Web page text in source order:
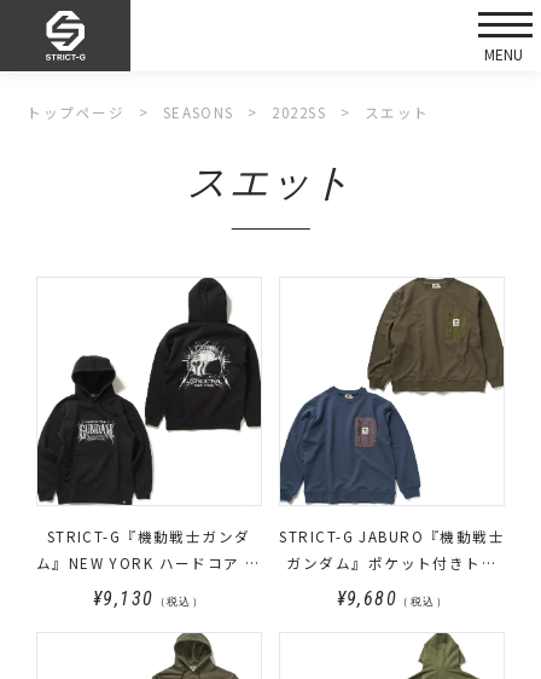
トップページ SEASONS 2022SS スエット
スエット
STRICT-G『機動戦士ガンダ
ム』NEW YORK ハードコア 裏
起毛パーカー
¥9,130 （税込）
STRICT-G JABURO『機動戦士
ガンダム』ポケット付きトレ
ーナー ロゴ
¥9,680 （税込）